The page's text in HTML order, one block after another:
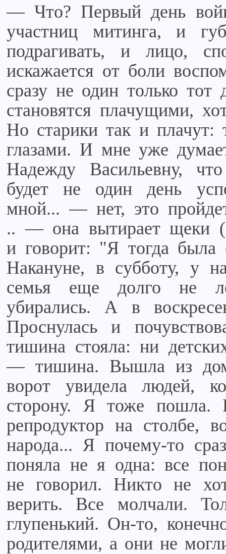
— Что? Первый день
участниц митинга, и
подрагивать, и лицо,
искажается от боли
сразу не один только
становятся плачущими,
Но старики так и плачут:
глазами. И мне уже
Надежду Васильевну,
будет не один день
мной... — нет, это
.. — она вытирает щеки
и говорит: "Я тогда была
Накануне, в субботу, у
семья еще долго не
убирались. А в
Проснулась и
тишина стояла: ни
— тишина. Вышла из
ворот увидела
сторону. Я тоже
репродуктор на столбе,
народа... Я почему-то
поняла не я одна: все
не говорил. Никто не
верить. Все молчали.
глупенький. Он-то,
родителями, а они не